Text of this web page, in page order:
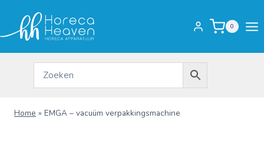
inhoud
0
Home » EMGA – vacuüm verpakkingsmachine